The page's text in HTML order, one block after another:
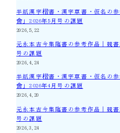
半紙漢字楷書・漢字草書・仮名の
會」2026年5月号の課題
2026.5.22
元永本古今集臨書の参考作品｜競書
号の課題
2026.4.24
半紙漢字楷書・漢字草書・仮名の
會」2026年4月号の課題
2026.4.20
元永本古今集臨書の参考作品｜競書
号の課題
2026.3.24